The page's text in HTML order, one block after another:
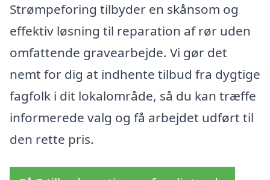
Strømpeforing tilbyder en skånsom og
effektiv løsning til reparation af rør uden
omfattende gravearbejde. Vi gør det
nemt for dig at indhente tilbud fra dygtige
fagfolk i dit lokalområde, så du kan træffe
informerede valg og få arbejdet udført til
den rette pris.